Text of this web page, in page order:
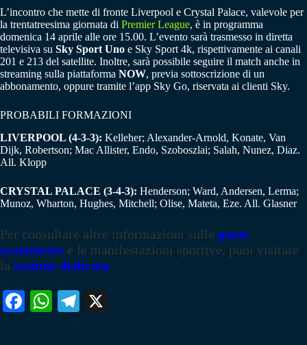
L’incontro che mette di fronte Liverpool e Crystal Palace, valevole per
la trentatreesima giornata di Premier League, è in programma
domenica 14 aprile alle ore 15.00. L’evento sarà trasmesso in diretta
televisiva su Sky Sport Uno e Sky Sport 4k, rispettivamente ai canali
201 e 213 del satellite. Inoltre, sarà possibile seguire il match anche in
streaming sulla piattaforma NOW, previa sottoscrizione di un
abbonamento, oppure tramite l’app Sky Go, riservata ai clienti Sky.
PROBABILI FORMAZIONI
LIVERPOOL (4-3-3): Kelleher; Alexander-Arnold, Konate, Van
Dijk, Robertson; Mac Allister, Endo, Szoboszlai; Salah, Nunez, Diaz.
All. Klopp
CRYSTAL PALACE (3-4-3): Henderson; Ward, Andersen, Lerma;
Munoz, Wharton, Hughes, Mitchell; Olise, Mateta, Eze. All. Glasner
Per consultare altre informazioni sulle quote
scommesse e le manifestazioni sportive, puoi visitare
la sezione dedicata
Fa W
Te